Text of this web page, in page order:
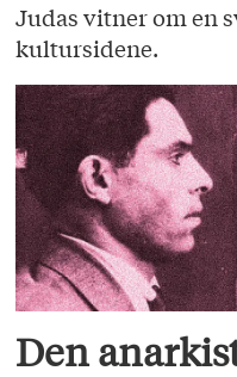
Judas vitner om en
kultursidene.
Den